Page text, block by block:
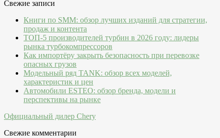
Свежие записи
Книги по SMM: обзор лучших изданий для стратегии,
продаж и контента
ТОП-5 производителей турбин в 2026 году: лидеры
рынка турбокомпрессоров
Как импортёру закрыть безопасность при перевозке
опасных грузов
Модельный ряд TANK: обзор всех моделей,
характеристик и цен
Автомобили ESTEO: обзор бренда, модели и
перспективы на рынке
Официальный дилер Chery
Свежие комментарии